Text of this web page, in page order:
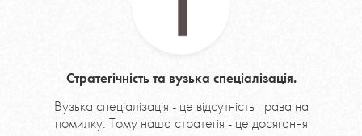
Стратегічність та вузька спеціалізація.
Вузька спеціалізація - це відсутність права на
помилку. Тому наша стратегія - це досягання